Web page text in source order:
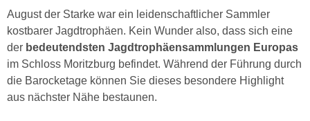
August der Starke war ein leidenschaftlicher Sammler
kostbarer Jagdtrophäen. Kein Wunder also, dass sich eine
der bedeutendsten Jagdtrophäensammlungen Europas
im Schloss Moritzburg befindet. Während der Führung durch
die Barocketage können Sie dieses besondere Highlight
aus nächster Nähe bestaunen.